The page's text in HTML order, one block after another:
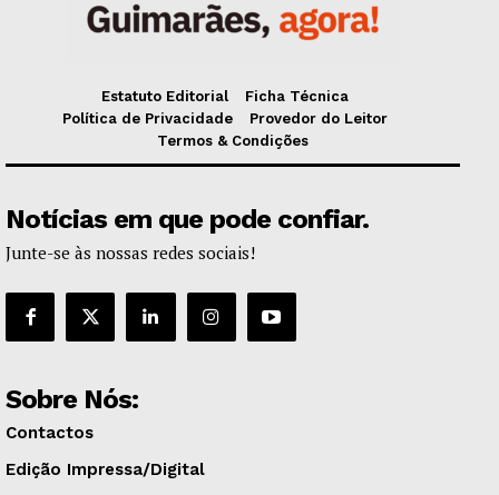
Estatuto Editorial
Ficha Técnica
Política de Privacidade
Provedor do Leitor
Termos & Condições
Notícias em que pode confiar.
Junte-se às nossas redes sociais!
Sobre Nós:
Contactos
Edição Impressa/Digital